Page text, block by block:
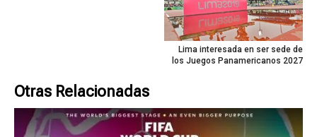
Lima interesada en ser sede de
los Juegos Panamericanos 2027
Otras Relacionadas